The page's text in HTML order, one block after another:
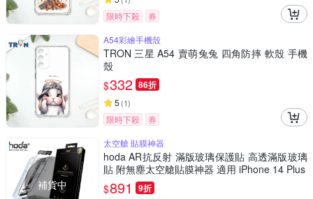
限時下殺
券
A54彩繪手機殼
TRON 三星 A54 賣萌兔兔 四角防摔 軟殼 手機
殼
$332 86折
5 (1)
限時下殺 券
補貨中
太空艙 貼膜神器
hoda AR抗反射 滿版玻璃保護貼 高透滿版玻璃
貼 附無塵太空艙貼膜神器 適用 iPhone 14 Plus
$891 9折